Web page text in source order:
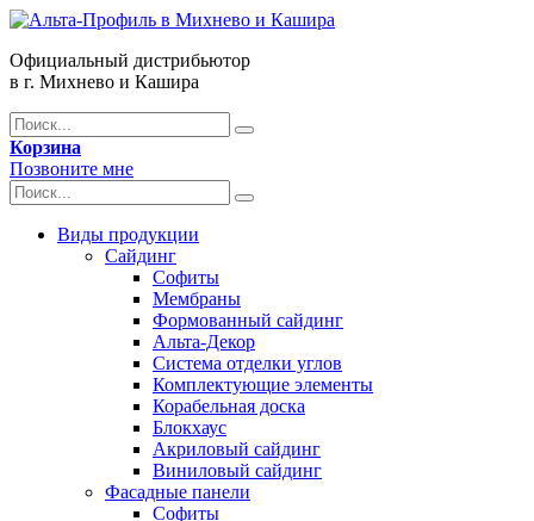
Официальный дистрибьютор
в г. Михнево и Кашира
Корзина
Позвоните мне
Виды продукции
Сайдинг
Софиты
Мембраны
Формованный сайдинг
Альта-Декор
Система отделки углов
Комплектующие элементы
Корабельная доска
Блокхаус
Акриловый сайдинг
Виниловый сайдинг
Фасадные панели
Софиты